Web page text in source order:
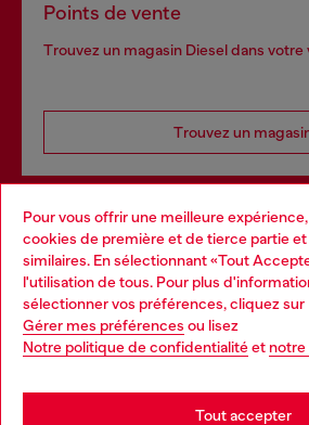
Pour vous offrir une meilleure
cookies de première et de tierce partie
similaires. En sélectionnant «Tout
l'utilisation de tous. Pour plus
sélectionner vos préférences, cliquez sur
Gérer mes préférences ou lisez
Notre politique de confidentialitéet notre
Tout accepter
Points de vente
Trouvez un magasin Diesel dans votre
Trouvez un
Services omnicanaux
Découvrez tous nos services, en ligne
En savoir plus
Choose your location
You are currently browsing France
may be based in United States